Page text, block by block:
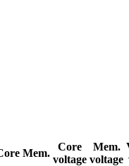
Mem.
Core
voltage
Mem.
voltage